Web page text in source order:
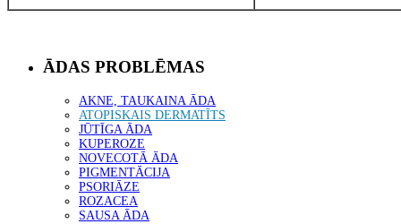
ĀDAS PROBLĒMAS
AKNE, TAUKAINA ĀDA
ATOPISKAIS DERMATĪTS
JŪTĪGA ĀDA
KUPEROZE
NOVECOTĀ ĀDA
PIGMENTĀCIJA
PSORIĀZE
ROZACEA
SAUSA ĀDA